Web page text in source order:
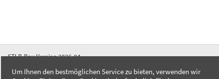
STLB-Bau Version 2026-04
Um Ihnen den bestmöglichen Service zu bieten, verwenden wir